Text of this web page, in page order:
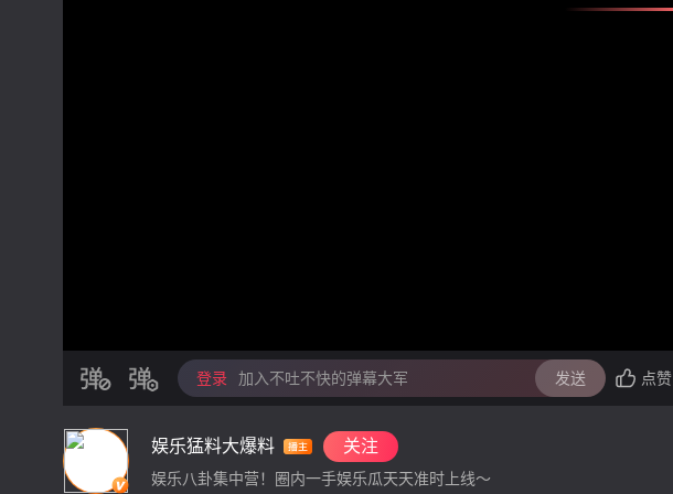
登录 加入不吐不快的弹幕大军 发送 点赞
娱乐猛料大爆料 关注
娱乐八卦集中营！圈内一手娱乐瓜天天准时上线～